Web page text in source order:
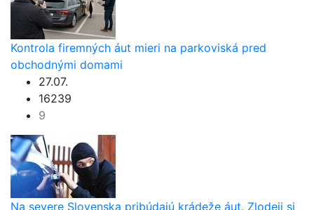
Kontrola firemných áut mieri na parkoviská pred
obchodnými domami
27.07.
16239
9
Na severe Slovenska pribúdajú krádeže áut. Zlodeji si